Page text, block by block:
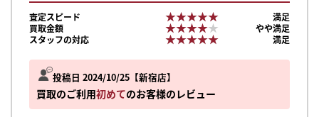
投稿日 2024/10/25 新宿店
買取のご利用初めてのお客様のレビュー
査定スピード ★★★★★
★★★★★
満足
買取金額
★★★★★
★★★★★
やや満足
スタッフの対応
★★★★★
★★★★★ 満足